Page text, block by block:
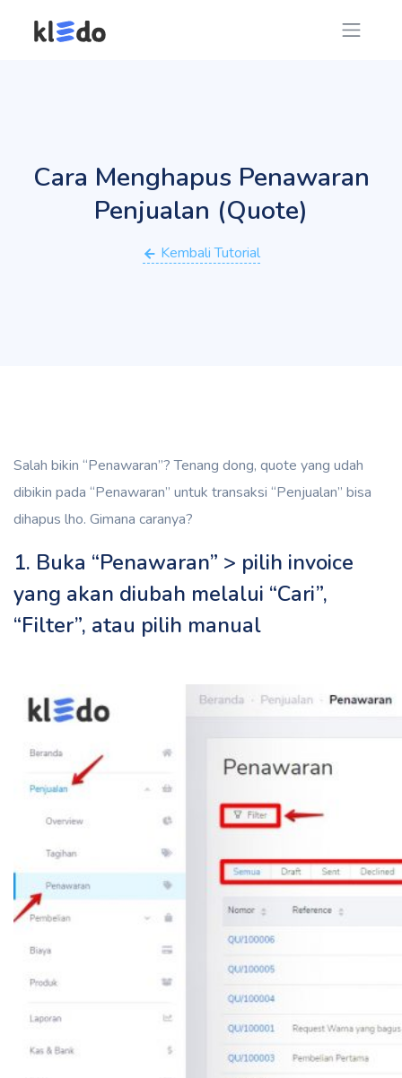
Cara Menghapus Penawaran
Penjualan (Quote)
Kembali Tutorial
Salah bikin “Penawaran”? Tenang dong, quote yang udah
dibikin pada “Penawaran” untuk transaksi “Penjualan” bisa
dihapus lho. Gimana caranya?
1. Buka “Penawaran” > pilih invoice
yang akan diubah melalui “Cari”,
“Filter”, atau pilih manual